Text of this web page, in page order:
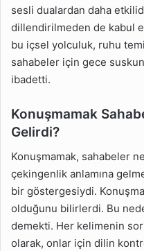
sesli dualardan daha
dillendirilmeden de kabul
bu içsel yolculuk, ruhu
sahabeler için gece
ibadetti.
Konuşmamak
Gelirdi?
Konuşmamak, sahabeler
çekingenlik anlamına
bir göstergesiydi.
olduğunu bilirlerdi. Bu
demekti. Her kelimenin
olarak, onlar için dilin